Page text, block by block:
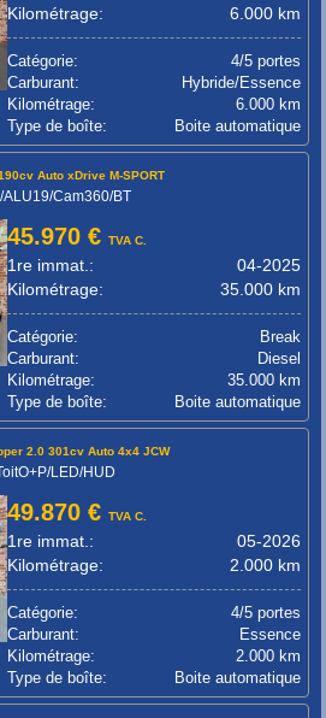
Kilométrage:
6.000 km
Catégorie:
4/5 portes
Carburant:
Hybride/Essence
Kilométrage:
6.000 km
Type de boîte:
Boite automatique
Auto xDrive M-SPORT
Cam360/BT
45.970 €TVA C.
1re immat.:
04-2025
Kilométrage:
35.000 km
Catégorie:
Break
Carburant:
Diesel
Kilométrage:
35.000 km
Type de boîte:
Boite automatique
2.0 301cv Auto 4x4 JCW
LED/HUD
49.870 €TVA C.
1re immat.:
05-2026
Kilométrage:
2.000 km
Catégorie:
4/5 portes
Carburant:
Essence
Kilométrage:
2.000 km
Type de boîte:
Boite automatique